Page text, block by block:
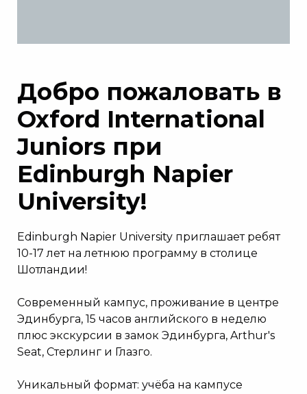
Добро пожаловать в
Oxford International
Juniors при
Edinburgh Napier
University!
Edinburgh Napier University приглашает ребят
10-17 лет на летнюю программу в столице
Шотландии!
Современный кампус, проживание в центре
Эдинбурга, 15 часов английского в неделю
плюс экскурсии в замок Эдинбурга, Arthur's
Seat, Стерлинг и Глазго.
Уникальный формат: учёба на кампусе